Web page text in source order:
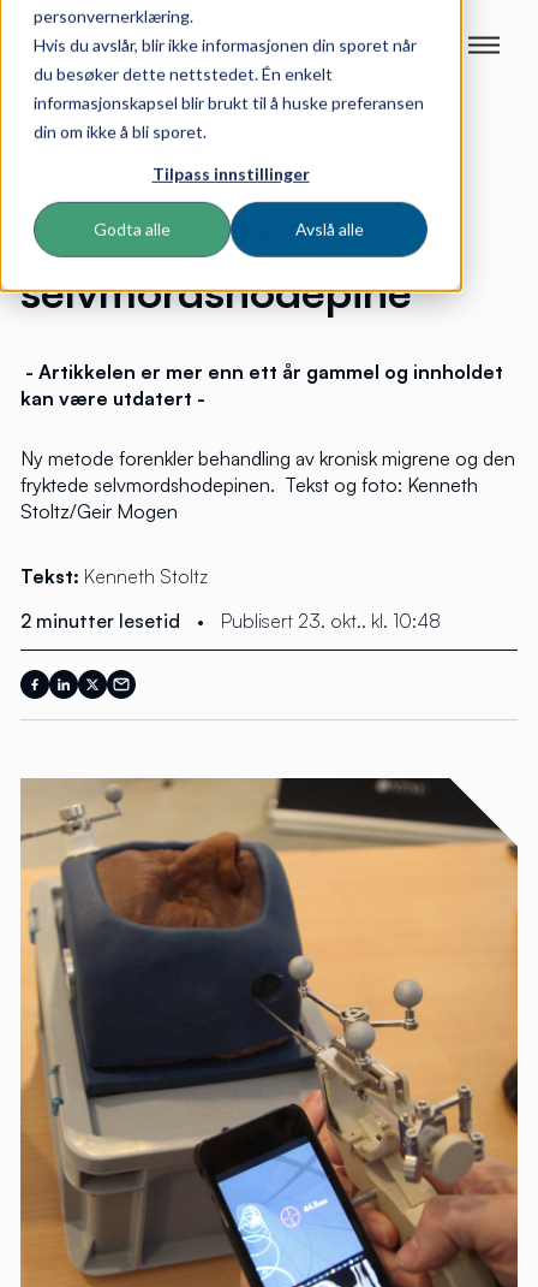
personvernerklæring.
Hvis du avslår, blir ikke informasjonen din sporet når
du besøker dette nettstedet. Én enkelt
informasjonskapsel blir brukt til å huske preferansen
din om ikke å bli sporet.
Tilpass innstillinger
Godta alle Avslå alle
Skyter botox mot
selvmordshodepine
- Artikkelen er mer enn ett år gammel og innholdet
kan være utdatert -
Ny metode forenkler behandling av kronisk migrene og den
fryktede selvmordshodepinen. Tekst og foto: Kenneth
Stoltz/Geir Mogen
Tekst: Kenneth Stoltz
2 minutter lesetid
• Publisert 23. okt.. kl. 10:48